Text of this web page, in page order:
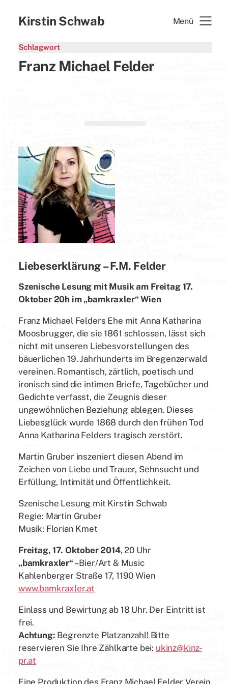
Kirstin Schwab Menü
Schlagwort
Franz Michael Felder
Liebeserklärung – F.M. Felder
Szenische Lesung mit Musik am Freitag 17.
Oktober 20h im „bamkraxler“ Wien
Franz Michael Felders Ehe mit Anna Katharina
Moosbrugger, die sie 1861 schlossen, lässt sich
nicht mit unseren Liebesvorstellungen des
bäuerlichen 19. Jahrhunderts im Bregenzerwald
vereinen. Romantisch, zärtlich, poetisch und
ironisch sind die intimen Briefe, Tagebücher und
Gedichte verfasst, die Zeugnis dieser
ungewöhnlichen Beziehung ablegen. Dieses
Liebesglück wurde 1868 durch den frühen Tod
Anna Katharina Felders tragisch zerstört.
Martin Gruber inszeniert diesen Abend im
Zeichen von Liebe und Trauer, Sehnsucht und
Erfüllung, Intimität und Öffentlichkeit.
Szenische Lesung mit Kirstin Schwab
Regie: Martin Gruber
Musik: Florian Kmet
Freitag, 17. Oktober 2014, 20 Uhr
„bamkraxler“ – Bier/Art & Music
Kahlenberger Straße 17, 1190 Wien
www.bamkraxler.at
Einlass und Bewirtung ab 18 Uhr. Der Eintritt ist
frei.
Achtung: Begrenzte Platzanzahl! Bitte
reservieren Sie Ihre Zählkarte bei: ukinz@kinz-
pr.at
Eine Produktion des Franz Michael Felder Verein